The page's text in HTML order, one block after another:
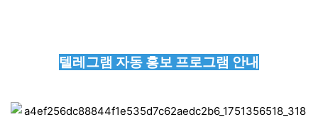
텔레그램 자동 홍보 프로그램 안내